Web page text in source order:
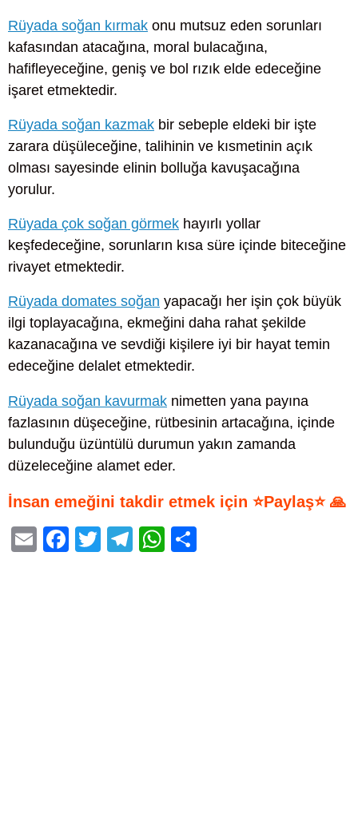
Rüyada soğan kırmak onu mutsuz eden sorunları
kafasından atacağına, moral bulacağına,
hafifleyeceğine, geniş ve bol rızık elde edeceğine
işaret etmektedir.
Rüyada soğan kazmak bir sebeple eldeki bir işte
zarara düşüleceğine, talihinin ve kısmetinin açık
olması sayesinde elinin bolluğa kavuşacağına
yorulur.
Rüyada çok soğan görmek hayırlı yollar
keşfedeceğine, sorunların kısa süre içinde biteceğine
rivayet etmektedir.
Rüyada domates soğan yapacağı her işin çok büyük
ilgi toplayacağına, ekmeğini daha rahat şekilde
kazanacağına ve sevdiği kişilere iyi bir hayat temin
edeceğine delalet etmektedir.
Rüyada soğan kavurmak nimetten yana payına
fazlasının düşeceğine, rütbesinin artacağına, içinde
bulunduğu üzüntülü durumun yakın zamanda
düzeleceğine alamet eder.
İnsan emeğini takdir etmek için ⭐Paylaş⭐ 🙏
E
F
T
T
W